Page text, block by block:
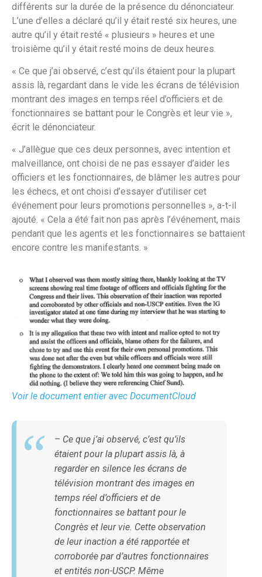
différents sur la durée de la présence du dénonciateur.
L’une d’elles a déclaré qu’il y était resté six heures, une
autre qu’il y était resté « plusieurs » heures et une
troisième qu’il y était resté moins de deux heures.
« Ce que j’ai observé, c’est qu’ils étaient pour la plupart
assis là, regardant dans le vide les écrans de télévision
montrant des images en temps réel d’officiers et de
fonctionnaires se battant pour le Congrès et leur vie »,
écrit le dénonciateur.
« J’allègue que ces deux personnes, avec intention et
malveillance, ont choisi de ne pas essayer d’aider les
officiers et les fonctionnaires, de blâmer les autres pour
les échecs, et ont choisi d’essayer d’utiliser cet
événement pour leurs promotions personnelles », a-t-il
ajouté. « Cela a été fait non pas après l’événement, mais
pendant que les agents et les fonctionnaires se battaient
encore contre les manifestants. »
Voir le document entier avec DocumentCloud
– Ce que j’ai observé, c’est qu’ils
étaient pour la plupart assis là, à
regarder en silence les écrans de
télévision montrant des images en
temps réel d’officiers et de
fonctionnaires se battant pour le
Congrès et leur vie. Cette observation
de leur inaction a été rapportée et
corroborée par d’autres fonctionnaires
et entités non-USCP. Même